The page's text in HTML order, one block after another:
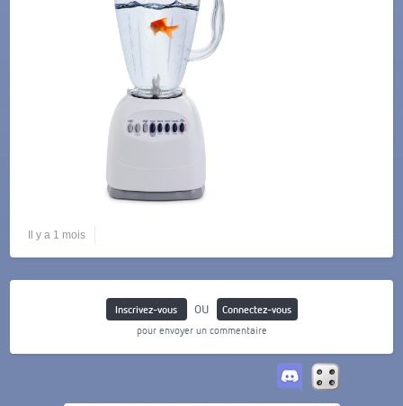
Il y a 1 mois
Inscrivez-vous ou
Connectez-vous
pour envoyer un commentaire